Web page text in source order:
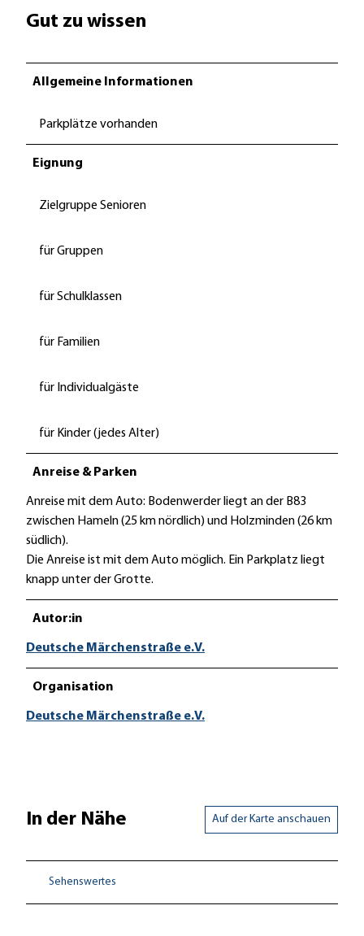
Gut zu wissen
Allgemeine Informationen
Parkplätze vorhanden
Eignung
Zielgruppe Senioren
für Gruppen
für Schulklassen
für Familien
für Individualgäste
für Kinder (jedes Alter)
Anreise & Parken
Anreise mit dem Auto: Bodenwerder liegt an der B83
zwischen Hameln (25 km nördlich) und Holzminden (26 km
südlich).
Die Anreise ist mit dem Auto möglich. Ein Parkplatz liegt
knapp unter der Grotte.
Autor:in
Deutsche Märchenstraße e.V.
Organisation
Deutsche Märchenstraße e.V.
In der Nähe Auf der Karte anschauen
Sehenswertes